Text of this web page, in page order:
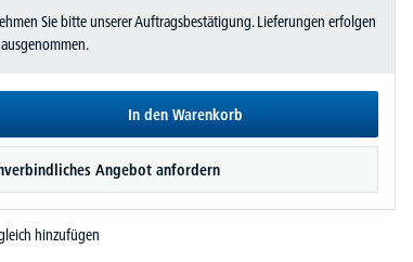
Sie bitte unserer Auftragsbestätigung. Lieferungen erfolgen
In den Warenkorb
Angebot anfordern
hinzufügen